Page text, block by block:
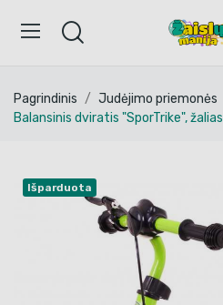
Pagrindinis Judėjimo priemonės
Balansinis dviratis "SporTrike", žalias
Išparduota